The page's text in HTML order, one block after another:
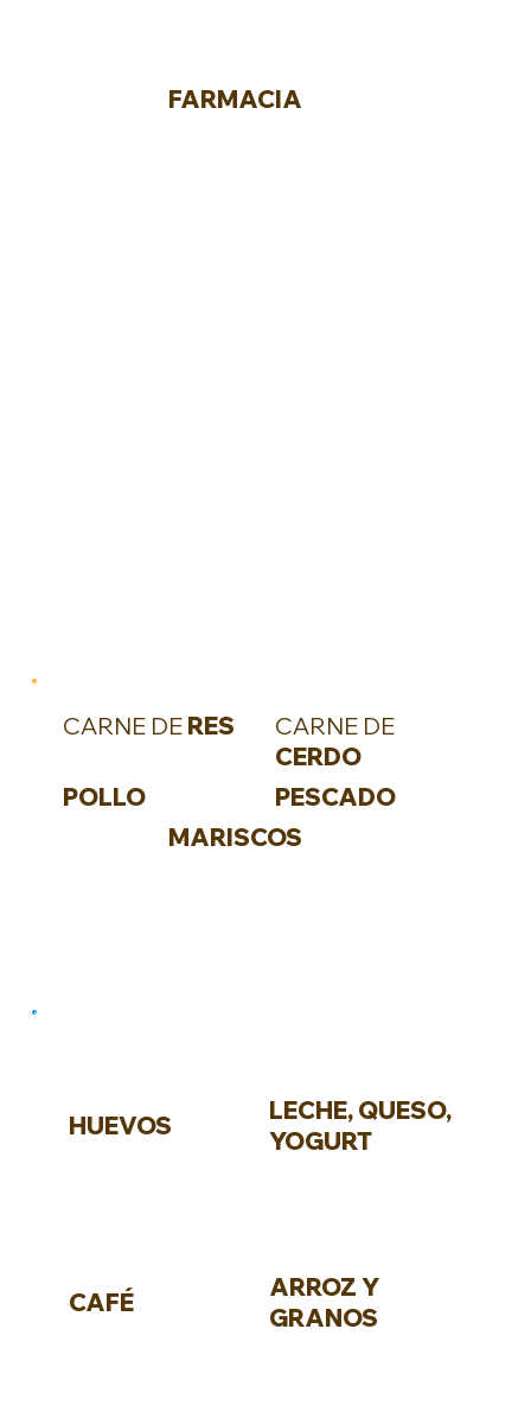
FARMACIA
CARNE DERES
CARNE DE
CERDO
POLLO
PESCADO
MARISCOS
HUEVOS
LECHE, QUESO,
YOGURT
CAFÉ
ARROZ Y
GRANOS